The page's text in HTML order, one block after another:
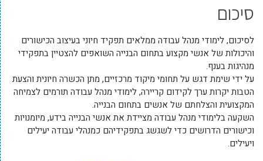
סיכום
לסיכום, לימודי מנהל עבודה ממלאים תפקיד חיוני בעיצוב הכישורים
והיכולות של אנשי מקצוע בתחום הבנייה השואפים להצטיין בתפקידי
מנהיגות בענף.
על ידי שימת דגש על תחומי מיקוד מרכזיים, מתן הכשרה חיונית והצעת
הטבות יקרות ערך לקידום קריירה, לימודי מנהל עבודה תורמים לצמיחה
המקצועית והצלחתם של אנשים בתחום הבנייה.
השקעה בלימודי מנהל עבודה מציידת את אנשי הבנייה בידע, מיומנויות
וכישורים הדרושים כדי לשגשג בתפקידיהם כמנהלי עבודה יעילים
ויעילים.